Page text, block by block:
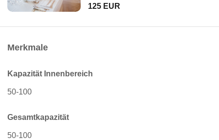
125 EUR
Merkmale
Kapazität Innenbereich
50-100
Gesamtkapazität
50-100